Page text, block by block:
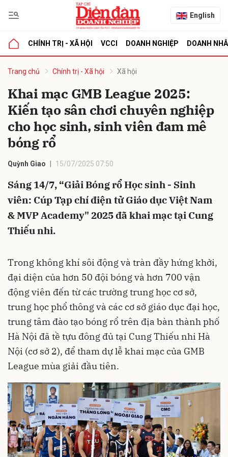
English
CHÍNH TRỊ - XÃ HỘI VCCI DOANH NGHIỆP DOANH
Trang chủ Chính trị - Xã hội Xã hội
Khai mạc GMB League 2025:
Kiến tạo sân chơi chuyên nghiệp
cho học sinh, sinh viên đam mê
bóng rổ
Quỳnh Giao 15/07/2025 07:50
Sáng 14/7, “Giải Bóng rổ Học sinh - Sinh
viên: Cúp Tạp chí điện tử Giáo dục Việt Nam
& MVP Academy" 2025 đã khai mạc tại Cung
Thiếu nhi.
Trong không khí sôi động và tràn đầy hứng khởi,
đại diện của hơn 50 đội bóng và hơn 700 vận
động viên đến từ các trường trung học cơ sở,
trung học phổ thông và các cơ sở giáo dục đại học,
trung tâm đào tạo bóng rổ trên địa bàn thành phố
Hà Nội đã tề tựu đông đủ tại Cung Thiếu nhi Hà
Nội (cơ sở 2), để tham dự lễ khai mạc của GMB
League mùa giải đầu tiên.
luận